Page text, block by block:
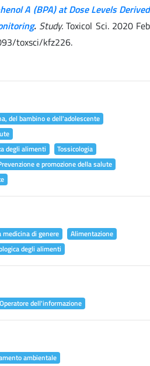
A (BPA) at Dose Levels Derived
.Study. Toxicol Sci. 2020 Feb
toxsci/kfz226.
del bambino e dell'adolescente
degli alimenti
Tossicologia
e promozione della salute
di genere
Alimentazione
degli alimenti
Operatore dell'informazione
ambientale